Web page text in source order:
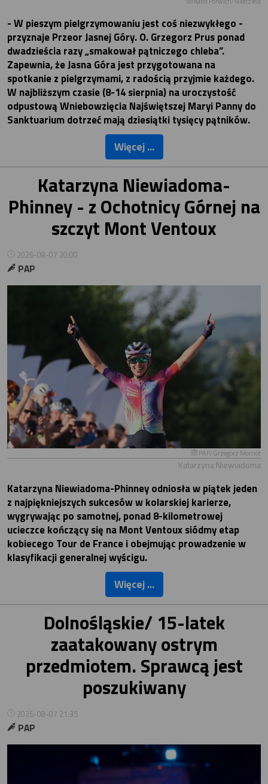
- W pieszym pielgrzymowaniu jest coś niezwykłego -
przyznaje Przeor Jasnej Góry. O. Grzegorz Prus ponad
dwadzieścia razy „smakował pątniczego chleba”.
Zapewnia, że Jasna Góra jest przygotowana na
spotkanie z pielgrzymami, z radością przyjmie każdego.
W najbliższym czasie (8-14 sierpnia) na uroczystość
odpustową Wniebowzięcia Najświętszej Maryi Panny do
Sanktuarium dotrzeć mają dziesiątki tysięcy pątników.
Więcej ...
Katarzyna Niewiadoma-
Phinney - z Ochotnicy Górnej na
szczyt Mont Ventoux
2026-08-07 20:00
PAP
PAP/Grzegorz Momot
Katarzyna Niewiadoma
Katarzyna Niewiadoma-Phinney odniosła w piątek jeden
z najpiękniejszych sukcesów w kolarskiej karierze,
wygrywając po samotnej, ponad 8-kilometrowej
ucieczce kończący się na Mont Ventoux siódmy etap
kobiecego Tour de France i obejmując prowadzenie w
klasyfikacji generalnej wyścigu.
Więcej ...
Dolnośląskie/ 15-latek
zaatakowany ostrym
przedmiotem. Sprawcą jest
poszukiwany
2026-08-07 21:35
PAP